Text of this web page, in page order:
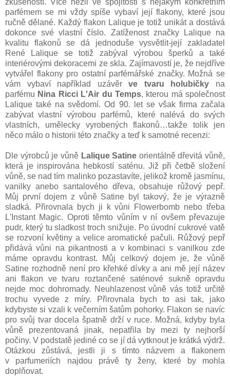
zkušeností. Více nežli ve spojitosti s nějakým konkrétním
parfémem se mi vždy spíše vybaví její flakony, které jsou
ručně dělané. Každý flakon Lalique je totiž unikát a dostává
dokonce své vlastní číslo. Zatíženost značky Lalique na
kvalitu flakonů se dá jednoduše vysvětlit-její zakladatel
René Lalique se totiž zabýval výrobou šperků a také
interiérovými dekoracemi ze skla. Zajímavostí je, že nejdříve
vytvářel flakony pro ostatní parfémářské značky. Možná se
vám vybaví například uzávěrve tvaru holubičky na
parfému Nina Ricci L'Air du Temps, kterou má společnost
Lalique také na svědomí. Od 90. let se však firma začala
zabývat vlastní výrobou parfémů, které nalévá do svých
vlastních, umělecky vyrobených flakonů…takže tolik jen
něco málo o historii této značky a teď k samotné recenzi:
Dle výrobců je vůně Lalique Satine orientálně dřevitá vůně,
která je inspirována hebkostí saténu. Již při četbě složení
vůně, se nad tím malinko pozastavíte, jelikož kromě jasmínu,
vanilky anebo santalového dřeva, obsahuje růžový pepř.
Můj první dojem z vůně Satine byl takový, že je výrazně
sladká. Přirovnala bych ji k vůni Flowerbomb nebo třeba
L'Instant Magic. Oproti těmto vůním v ní ovšem převazuje
pudr, který tu sladkost troch snižuje. Po úvodní cukrové vatě
se rozvoní květiny a velice aromatické pačuli. Růžový pepř
přidává vůni na pikantnosti a v kombinaci s vanilkou zde
máme opravdu kontrast. Můj celkový dojem je, že vůně
Satine rozhodně není pro křehké dívky a ani mě její název
ani flakon ve tvaru roztančené saténové sukně opravdu
nejde moc dohromady. Neuhlazenost vůně vás totiž určitě
trochu vyvede z míry. Přirovnala bych to asi tak, jako
kdybyste si vzali k večerním šatům pohorky. Flakon se navíc
pro svůj tvar docela špatně drží v ruce. Možná, kdyby byla
vůně prezentovaná jinak, nepatřila by mezi ty nejhorší
počiny. V podstatě jediné co se jí dá vytknout je krátká výdrž.
Otázkou zůstává, jestli ji s tímto názvem a flakonem
v parfumeriích najdou právě ty ženy, které by mohla
doplňovat.